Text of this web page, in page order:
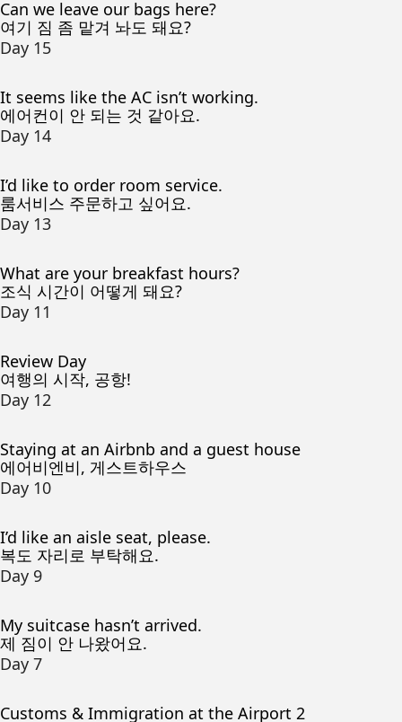
Can we leave our bags here?
여기 짐 좀 맡겨 놔도 돼요?
Day 15
It seems like the AC isn’t working.
에어컨이 안 되는 것 같아요.
Day 14
I’d like to order room service.
룸서비스 주문하고 싶어요.
Day 13
What are your breakfast hours?
조식 시간이 어떻게 돼요?
Day 11
Review Day
여행의 시작, 공항!
Day 12
Staying at an Airbnb and a guest house
에어비엔비, 게스트하우스
Day 10
I’d like an aisle seat, please.
복도 자리로 부탁해요.
Day 9
My suitcase hasn’t arrived.
제 짐이 안 나왔어요.
Day 7
Customs & Immigration at the Airport 2